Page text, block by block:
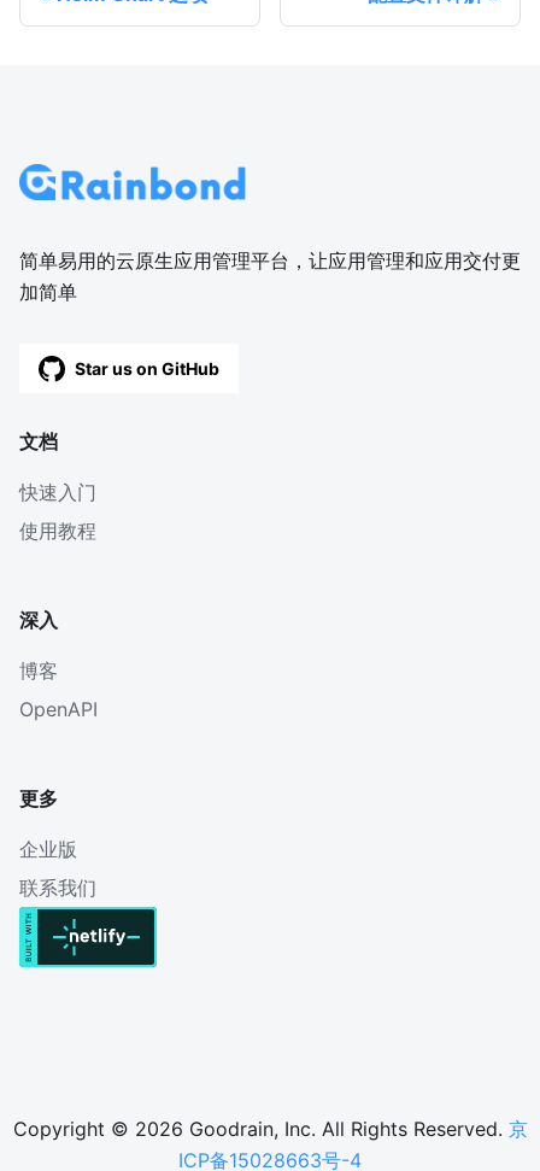
简单易用的云原生应用管理平台，让应用管理和应用交付更
加简单
Star us on GitHub
文档
快速入门
使用教程
深入
博客
OpenAPI
更多
企业版
联系我们
Copyright © 2026 Goodrain, Inc. All Rights Reserved. 京
ICP备15028663号-4